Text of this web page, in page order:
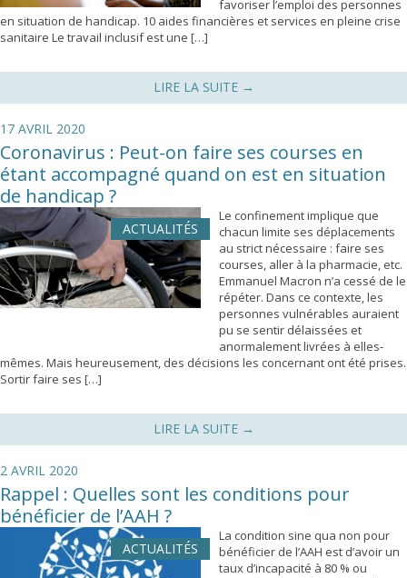
favoriser l’emploi des personnes
en situation de handicap. 10 aides financières et services en pleine crise
sanitaire Le travail inclusif est une […]
LIRE LA SUITE →
17 AVRIL 2020
Coronavirus : Peut-on faire ses courses en
étant accompagné quand on est en situation
de handicap ?
ACTUALITÉS
Le confinement implique que
chacun limite ses déplacements
au strict nécessaire : faire ses
courses, aller à la pharmacie, etc.
Emmanuel Macron n’a cessé de le
répéter. Dans ce contexte, les
personnes vulnérables auraient
pu se sentir délaissées et
anormalement livrées à elles-
mêmes. Mais heureusement, des décisions les concernant ont été prises.
Sortir faire ses […]
LIRE LA SUITE →
2 AVRIL 2020
Rappel : Quelles sont les conditions pour
bénéficier de l’AAH ?
ACTUALITÉS
La condition sine qua non pour
bénéficier de l’AAH est d’avoir un
taux d’incapacité à 80 % ou